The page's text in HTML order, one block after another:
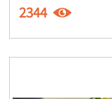
2344